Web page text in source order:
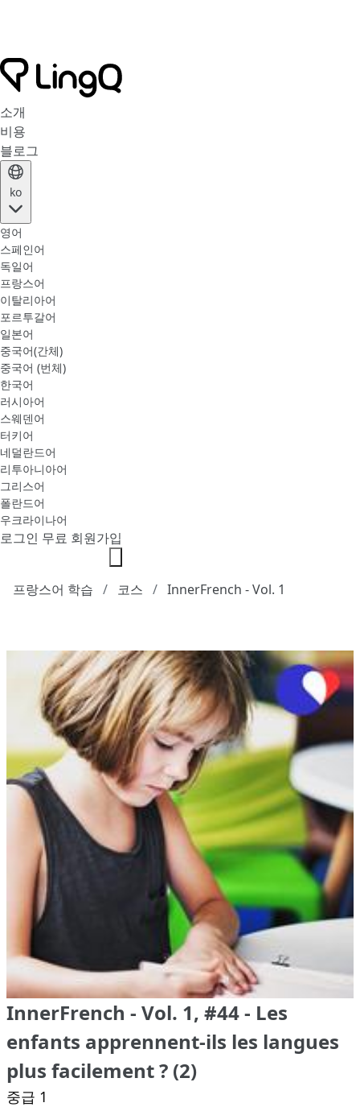
소개
비용
블로그
ko
영어
스페인어
독일어
프랑스어
이탈리아어
포르투갈어
일본어
중국어(간체)
중국어 (번체)
한국어
러시아어
스웨덴어
터키어
네덜란드어
리투아니아어
그리스어
폴란드어
우크라이나어
로그인 무료 회원가입
프랑스어 학습 코스 InnerFrench - Vol. 1
InnerFrench - Vol. 1, #44 - Les
enfants apprennent-ils les langues
plus facilement ? (2)
중급 1